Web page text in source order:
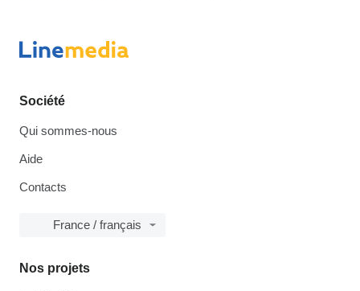
Société
Qui sommes-nous
Aide
Contacts
France / français
Nos projets